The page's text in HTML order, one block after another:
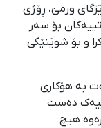
ورمێ، ڕۆژی
بۆ سەر
و بۆ شوێنێکی
بە هۆکاری
دەست
هیچ